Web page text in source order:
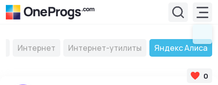
Интернет Интернет-утилиты Яндекс Алиса
0